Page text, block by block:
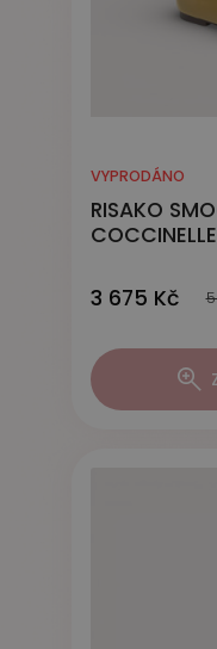
VYPRODÁNO
RISAKO
COCCINELLE
3 675 Kč